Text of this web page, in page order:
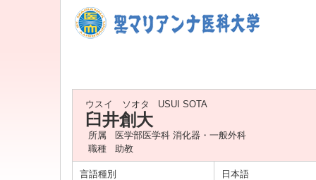
ウスイ ソオタ USUI SOTA
臼井創大
所属
医学部医学科 消化器・一般外科
職種
助教
言語種別 日本語